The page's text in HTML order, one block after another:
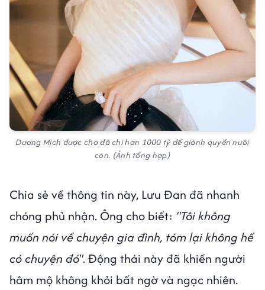
Dương Mịch được cho đã chi hơn 1000 tỷ để giành quyền nuôi
con. (Ảnh tổng hợp)
Chia sẻ về thông tin này, Lưu Đan đã nhanh
chóng phủ nhận. Ông cho biết: "Tôi không
muốn nói về chuyện gia đình, tóm lại không hề
có chuyện đó". Động thái này đã khiến người
hâm mộ không khỏi bất ngờ và ngạc nhiên.